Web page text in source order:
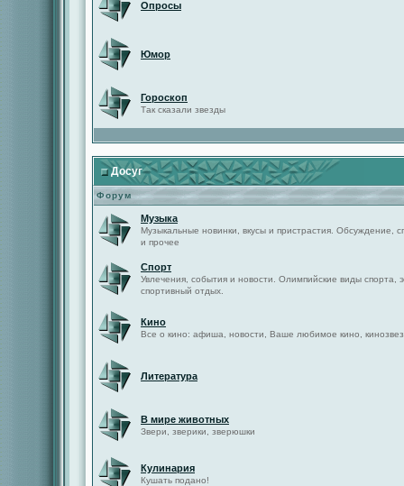
Опросы
Юмор
Гороскоп
Так сказали звезды
Досуг
Форум
Музыка
Музыкальные новинки, вкусы и пристрастия. Обсуждение,
и прочее
Спорт
Увлечения, события и новости. Олимпийские виды спорта,
спортивный отдых.
Кино
Все о кино: афиша, новости, Ваше любимое кино,
Литература
В мире животных
Звери, зверики, зверюшки
Кулинария
Кушать подано!